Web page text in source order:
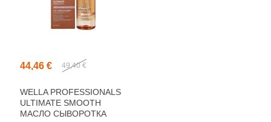
44,46 € 49,40 €
WELLA PROFESSIONALS
ULTIMATE SMOOTH
МАСЛО СЫВОРОТКА